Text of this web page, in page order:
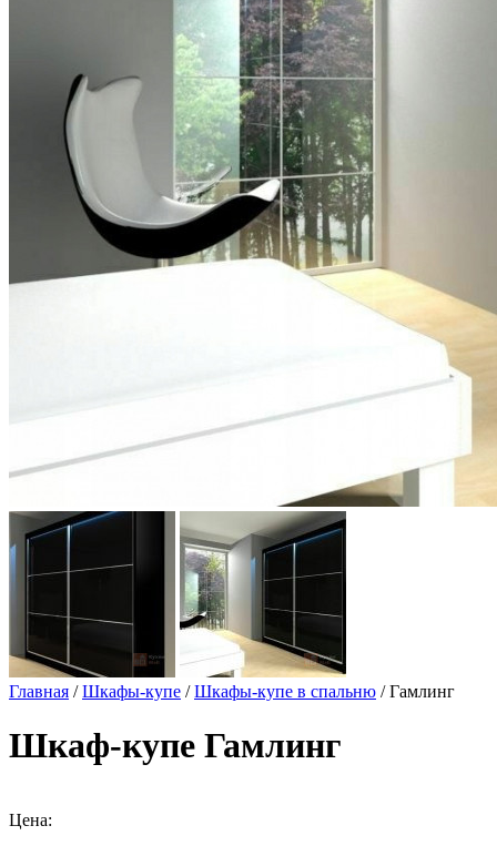
Главная /Шкафы-купе /Шкафы-купе в спальню / Гамлинг
Шкаф-купе Гамлинг
Цена: